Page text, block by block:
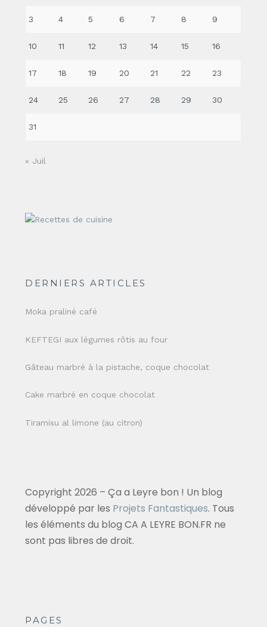
3 4 5 6 7 8 9
10 11 12 13 14 15 16
17 18 19 20 21 22 23
24 25 26 27 28 29 30
31
« Juil
DERNIERS ARTICLES
Moka praliné café
KEFTEGI aux légumes rôtis au four
Gâteau marbré à la pistache, coque chocolat
Cake marbré en coque chocolat
Tiramisu al limone (au citron)
Copyright 2026 – Ça a Leyre bon ! Un blog
développé par les Projets Fantastiques. Tous
les éléments du blog CA A LEYRE BON.FR ne
sont pas libres de droit.
PAGES